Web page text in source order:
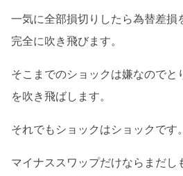
一気に全部損切りしたら為替差損
完全に吹き飛びます。
そこまでのショックは嫌なのでと
を吹き飛ばします。
それでもショックはショックです。
マイナススワップだけならまだし